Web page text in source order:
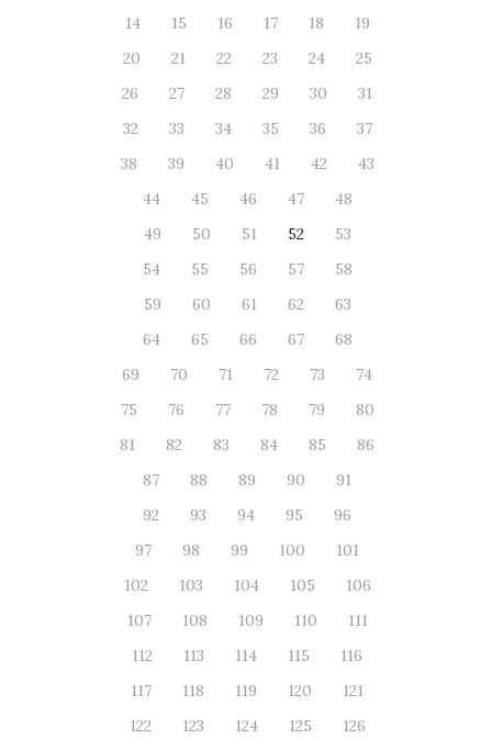
14
15 16 17 18
19
20
21 22 23 24
25
26
27 28 29 30
31
32
33 34 35 36
37
38
39 40 41 42
43
44
45 46 47
48
49
50 51 52
53
54
55 56 57
58
59
60 61 62
63
64
65 66 67
68
69
70 71 72 73
74
75
76 77 78 79
80
81
82 83 84 85
86
87
88 89 90
91
92
93 94 95
96
97
98 99 100
101
102
103 104 105
106
107
108 109 110
111
112
113 114 115
116
117
118 119 120
121
122
123 124 125
126